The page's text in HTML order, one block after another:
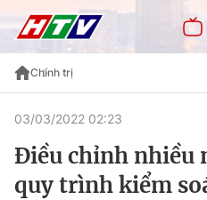
Chính trị
03/03/2022 02:23
Điều chỉnh nhiều
quy trình kiểm